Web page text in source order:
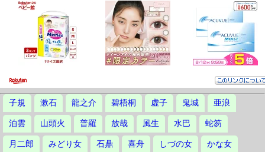
子規 漱石 龍之介 碧梧桐 虚子 鬼城 亜浪
泊雲 山頭火 普羅 放哉 風生 水巴 蛇笏
月二郎 みどり女 石鼎 喜舟 しづの女 かな女